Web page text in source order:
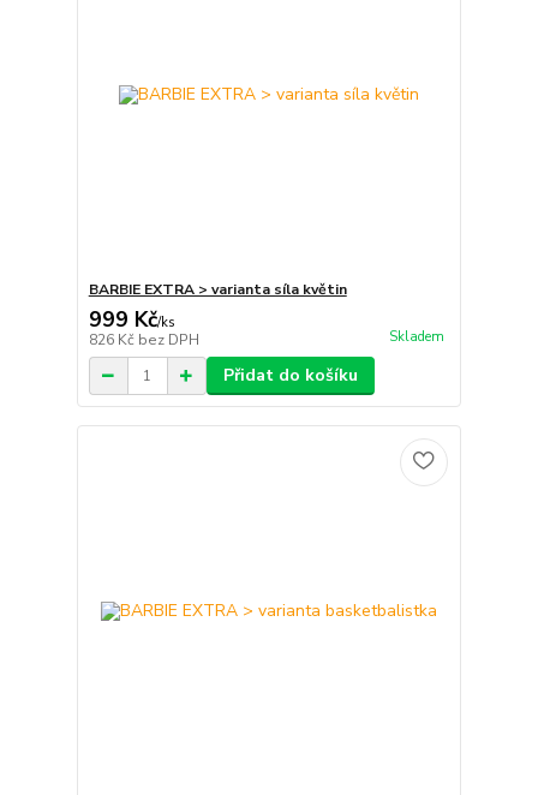
BARBIE EXTRA > varianta síla květin
999 Kč/ks
826 Kč bez DPH Skladem
Přidat do košíku